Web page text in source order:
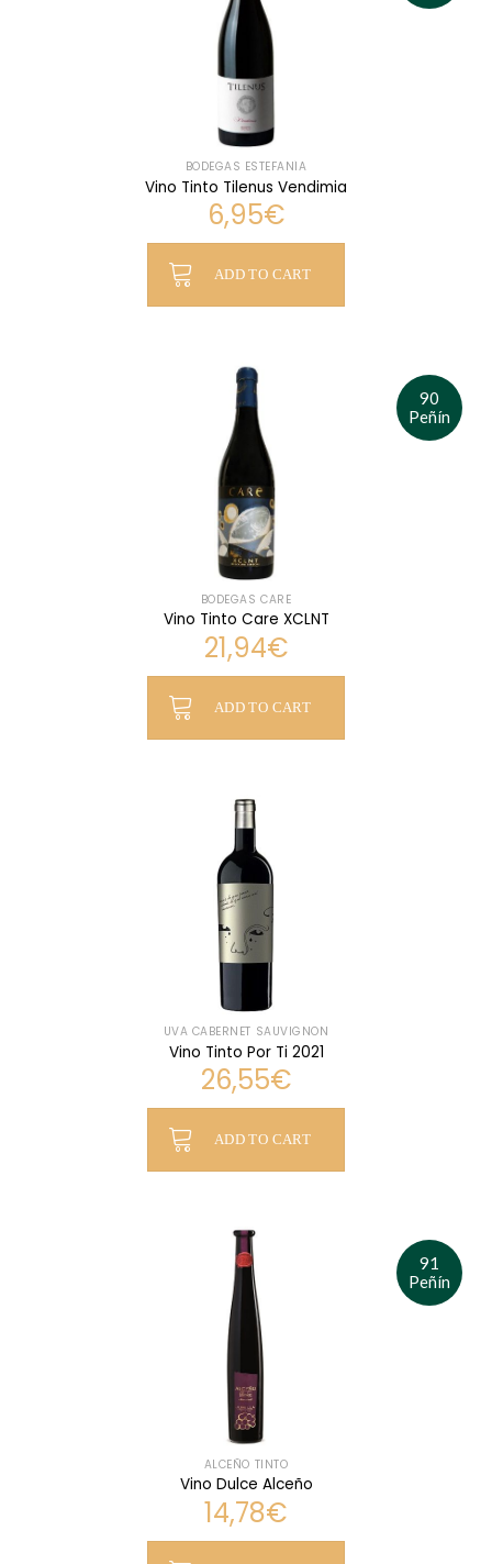
BODEGAS ESTEFANÍA
Vino Tinto Tilenus Vendimia
6,95€
ADD TO CART
90
Peñín
BODEGAS CARE
Vino Tinto Care XCLNT
21,94€
ADD TO CART
UVA CABERNET SAUVIGNON
Vino Tinto Por Ti 2021
26,55€
ADD TO CART
91
Peñín
ALCEÑO TINTO
Vino Dulce Alceño
14,78€